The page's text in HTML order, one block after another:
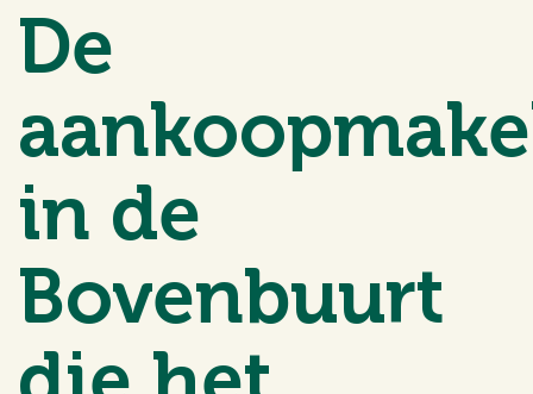
De
in de
Bovenbuurt